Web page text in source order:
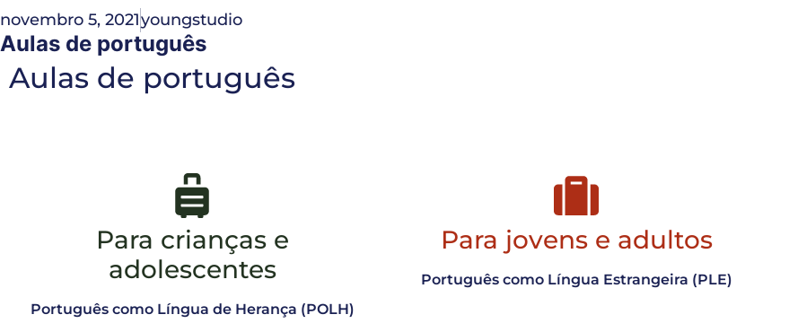
novembro 5, 2021youngstudio
Aulas de português
Aulas de português
Para crianças e
adolescentes
Português como Língua de Herança (POLH)
Para jovens e adultos
Português como Língua Estrangeira (PLE)